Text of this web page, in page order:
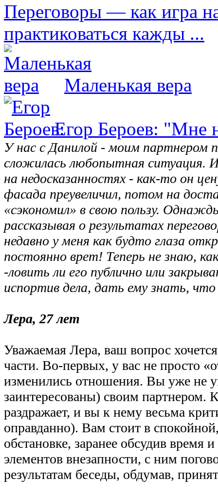
Переговоры — как игра
практиковаться кажды ...
Маленькая вера
Егор Бероев: "Мне
У нас с Данилой - моим партнером
сложилась любопытная ситуация.
на недосказанностях - как-то он
фасада преувеличил, потом на
«сэкономил» в свою пользу.
рассказывая о результатах
недавно у меня как будто глаза
постоянно врет! Теперь не знаю,
-ловить ли его публично или
испортив дела, дать ему знать,
Лера, 27 лет
Уважаемая Лера, ваш вопрос
части. Во-первых, у вас не просто
изменились отношения. Вы уже не
заинтересованы) своим партнером.
раздражает, и вы к нему весьма
оправданно). Вам стоит в
обстановке, заранее обсудив время
элементов внезапности, с ним
результатам беседы, обдумав,